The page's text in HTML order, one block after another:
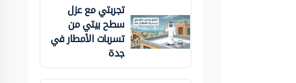
تجربتي مع عزل
سطح بيتي من
تسربات الأمطار في
جدة